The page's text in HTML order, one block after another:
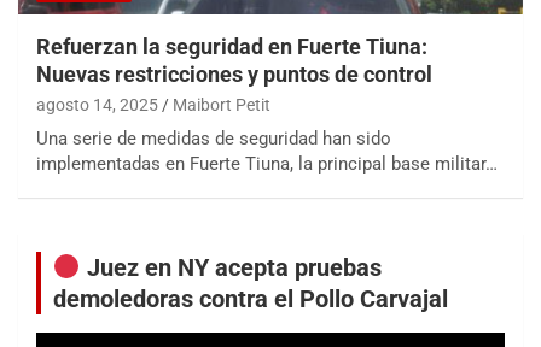
Refuerzan la seguridad en Fuerte Tiuna:
Nuevas restricciones y puntos de control
agosto 14, 2025 Maibort Petit
Una serie de medidas de seguridad han sido
implementadas en Fuerte Tiuna, la principal base militar…
Juez en NY acepta pruebas
demoledoras contra el Pollo Carvajal